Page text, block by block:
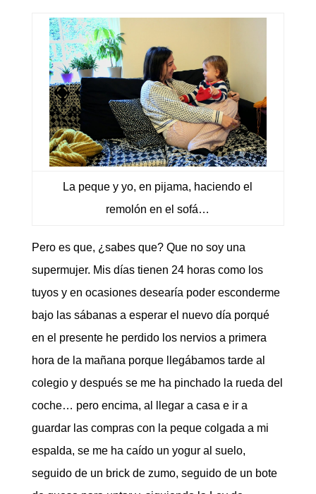
La peque y yo, en pijama, haciendo el
remolón en el sofá…
Pero es que, ¿sabes que? Que no soy una
supermujer. Mis días tienen 24 horas como los
tuyos y en ocasiones desearía poder esconderme
bajo las sábanas a esperar el nuevo día porqué
en el presente he perdido los nervios a primera
hora de la mañana porque llegábamos tarde al
colegio y después se me ha pinchado la rueda del
coche… pero encima, al llegar a casa e ir a
guardar las compras con la peque colgada a mi
espalda, se me ha caído un yogur al suelo,
seguido de un brick de zumo, seguido de un bote